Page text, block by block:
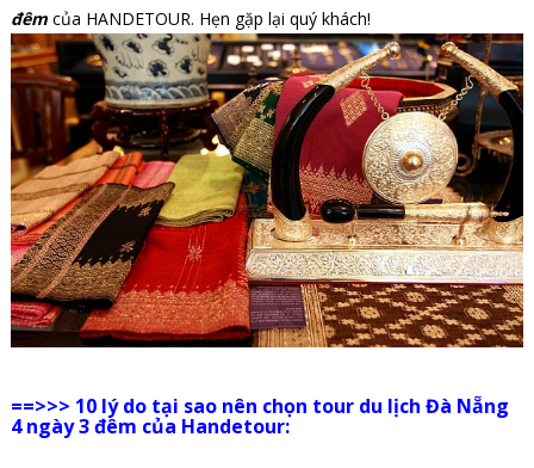
đêmcủa HANDETOUR. Hẹn gặp lại quý khách!
==>>> 10 lý do tại sao nên chọn tour du lịch Đà Nẵng
4 ngày 3 đêm của Handetour: